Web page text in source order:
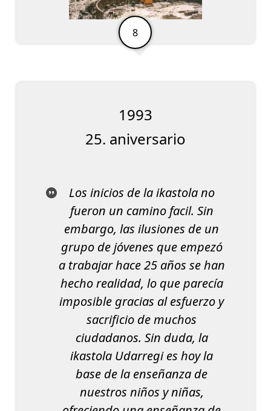
1993
25. aniversario
Los inicios de la ikastola no
fueron un camino facil. Sin
embargo, las ilusiones de un
grupo de jóvenes que empezó
a trabajar hace 25 años se han
hecho realidad, lo que parecía
imposible gracias al esfuerzo y
sacrificio de muchos
ciudadanos. Sin duda, la
ikastola Udarregi es hoy la
base de la enseñanza de
nuestros niños y niñas,